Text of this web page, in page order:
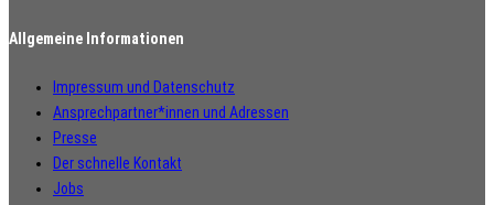
Allgemeine Informationen
Impressum und Datenschutz
Ansprechpartner*innen und Adressen
Presse
Der schnelle Kontakt
Jobs